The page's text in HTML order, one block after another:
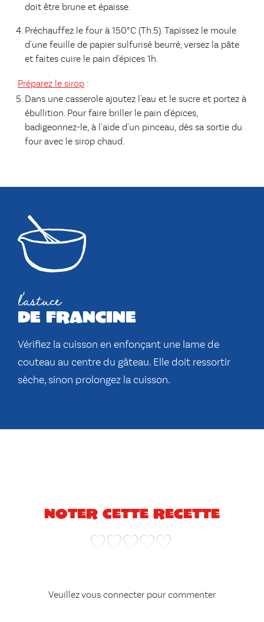
doit être brune et épaisse.
Préchauffez le four à 150°C (Th.5). Tapissez le moule
d'une feuille de papier sulfurisé beurré, versez la pâte
et faites cuire le pain d'épices 1h.
Préparez le sirop :
Dans une casserole ajoutez l'eau et le sucre et portez à
ébullition. Pour faire briller le pain d'épices,
badigeonnez-le, à l'aide d'un pinceau, dès sa sortie du
four avec le sirop chaud.
l'astuce
de francine
Vérifiez la cuisson en enfonçant une lame de
couteau au centre du gâteau. Elle doit ressortir
sèche, sinon prolongez la cuisson.
Noter cette recette
Veuillez vous connecter pour commenter